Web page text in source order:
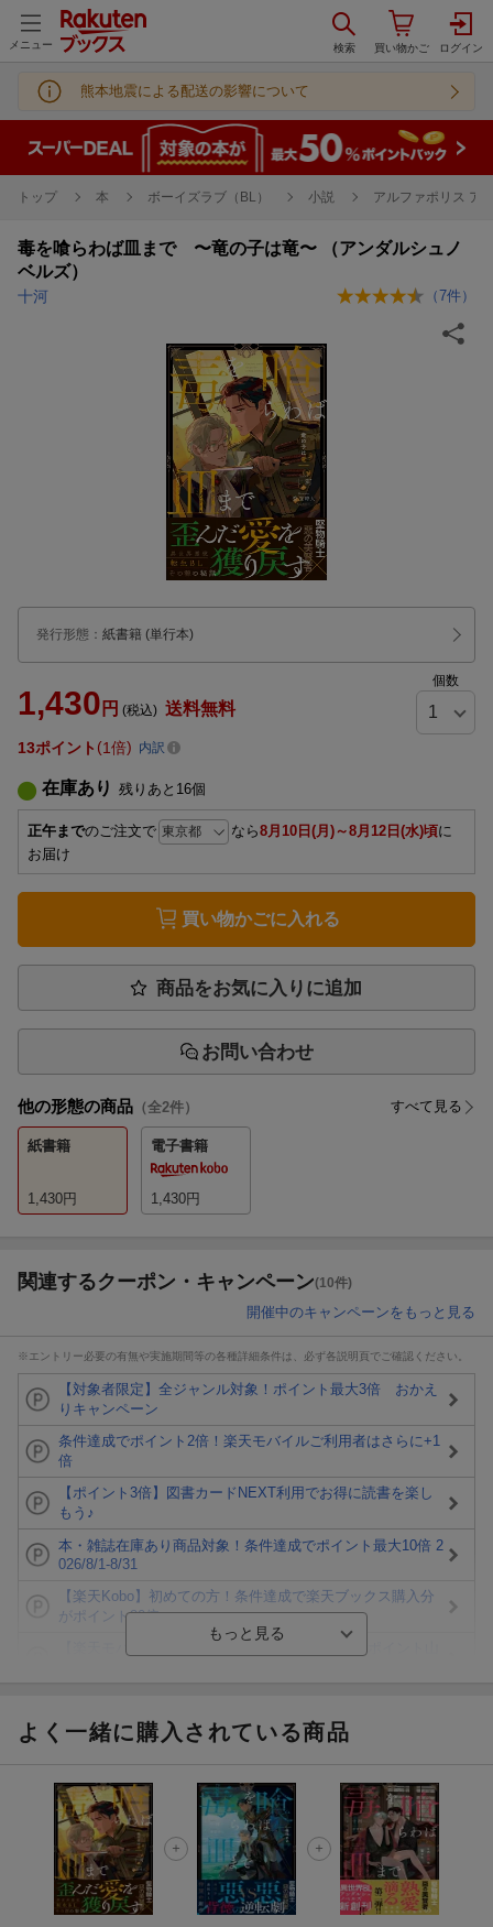
メニュー
熊本地震による配送の影響について
トップ 本 ボーイズラブ（BL） 小説 アルファポリス ア
毒を喰らわば皿まで 〜竜の子は竜〜 （アンダルシュノ
ベルズ）
十河 （7件）
発行形態 ： 紙書籍 (単行本)
1,430 円 (税込) 送料無料
個数
13ポイント 1倍 内訳
在庫あり 残りあと 16個
正午までのご注文で なら8月10日(月)～8月12日(水)頃に
お届け
買い物かごに入れる
商品をお気に入りに追加
お問い合わせ
他の形態の商品 （全2件） すべて見る
紙書籍
1,430円
電子書籍
1,430円
関連するクーポン・キャンペーン(10件)
開催中のキャンペーンをもっと見る
※エントリー必要の有無や実施期間等の各種詳細条件は、必ず各説明頁でご確認ください。
【対象者限定】全ジャンル対象！ポイント最大3倍 おかえ
りキャンペーン
条件達成でポイント2倍！楽天モバイルご利用者はさらに+1
倍
【ポイント3倍】図書カードNEXT利用でお得に読書を楽し
もう♪
本・雑誌在庫あり商品対象！条件達成でポイント最大10倍 2
026/8/1-8/31
【楽天Kobo】初めての方！条件達成で楽天ブックス購入分
がポイント20倍
ト山分け
エントリー＆3,000円以上購入で無料データSIM（3GB/月プ
ラン）が当たる！
楽天モバイル紹介キャンペーンの拡散で300円OFFクーポン
進呈
よく一緒に購入されている商品